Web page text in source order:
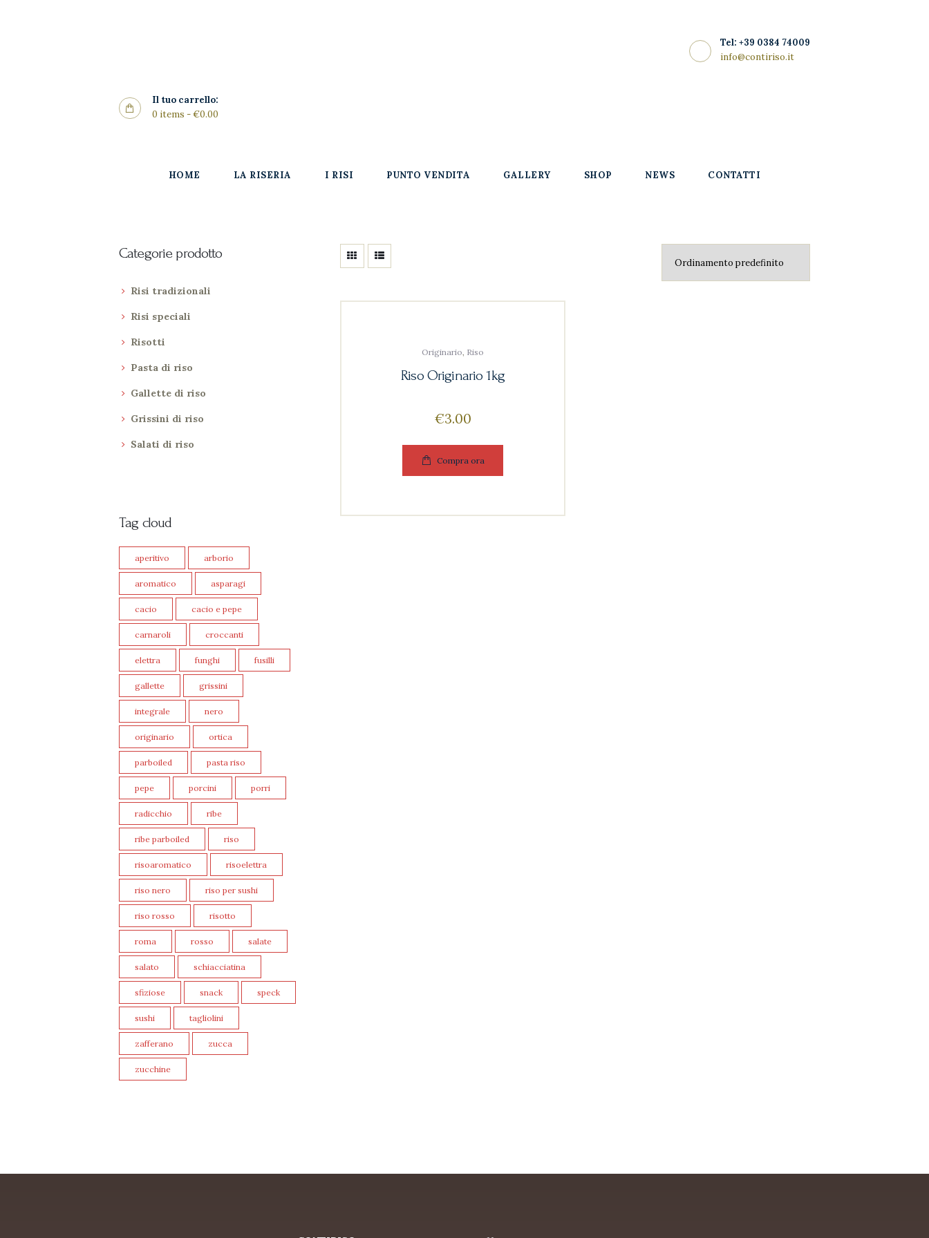
Tel: +39 0384 74009
info@contiriso.it
Il tuo carrello:
0 items -€0.00
HOME LA RISERIA I RISI PUNTO VENDITA GALLERY SHOP NEWS CONTATTI
Originario Riso
Riso Originario 1kg
€3 00
Compra ora
Categorie prodotto
Risi tradizionali
Risi speciali
Risotti
Pasta di riso
Gallette di riso
Grissini di riso
Salati di riso
Tag cloud
aperitivo arborio
aromatico asparagi
cacio cacio e pepe
carnaroli croccanti
elettra funghi fusilli
gallette grissini
integrale nero
originario ortica
parboiled pasta riso
pepe porcini porri
radicchio ribe
ribe parboiled riso
risoaromatico risoelettra
riso nero riso per sushi
riso rosso risotto
roma rosso salate
salato schiacciatina
sfiziose snack speck
sushi tagliolini
zafferano zucca
zucchine